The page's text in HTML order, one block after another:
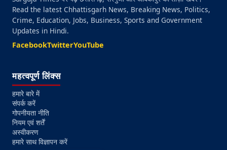
Read the latest Chhattisgarh News, Breaking News, Politics,
Crime, Education, Jobs, Business, Sports and Government
Updates in Hindi.
FacebookTwitterYouTube
महत्वपूर्ण लिंक्स
हमारे बारे में
संपर्क करें
गोपनीयता नीति
नियम एवं शर्तें
अस्वीकरण
हमारे साथ विज्ञापन करें